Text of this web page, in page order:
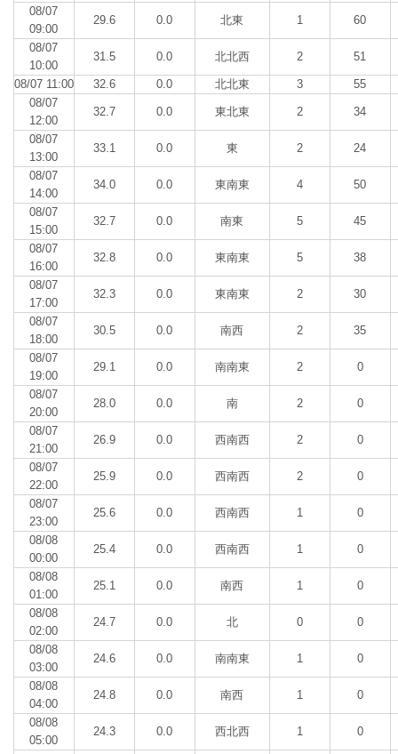
08/07
09:00
29.6 0.0 北東 1 60
08/07
10:00
31.5 0.0 北北西 2 51
08/07 11:00 32.6 0.0 北北東 3
55
08/07
12:00
32.7 0.0 東北東 2 34
08/07
13:00
33.1 0.0 東 2 24
08/07
14:00
34.0 0.0 東南東 4 50
08/07
15:00
32.7 0.0 南東 5 45
08/07
16:00
32.8 0.0 東南東 5 38
08/07
17:00
32.3 0.0 東南東 2 30
08/07
18:00
30.5 0.0 南西 2 35
08/07
19:00
29.1 0.0 南南東 2 0
08/07
20:00
28.0 0.0 南 2 0
08/07
21:00
26.9 0.0 西南西 2 0
08/07
22:00
25.9 0.0 西南西 2 0
08/07
23:00
25.6 0.0 西南西 1 0
08/08
00:00
25.4 0.0 西南西 1 0
08/08
01:00
25.1 0.0 南西 1 0
08/08
02:00
24.7 0.0 北 0 0
08/08
03:00
24.6 0.0 南南東 1 0
08/08
04:00
24.8 0.0 南西 1 0
08/08
05:00
24.3 0.0 西北西 1 0